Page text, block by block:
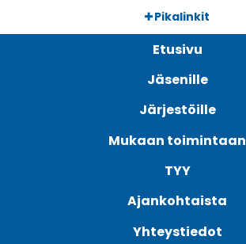
Pikalinkit
Etusivu
Jäsenille
Järjestöille
Mukaan toimintaan
TYY
Ajankohtaista
Yhteystiedot